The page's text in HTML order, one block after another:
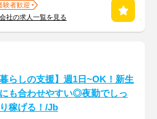
験者歓迎
社の求人一覧を見る
暮らしの支援】週1日~OK！新生
も合わせやすい◎夜勤でしっ
稼げる！/Jb